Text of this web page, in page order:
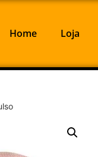
Home Loja